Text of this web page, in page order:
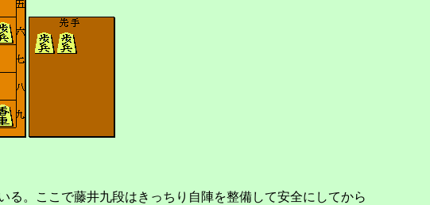
。ここで藤井九段はきっちり自陣を整備して安全にしてから